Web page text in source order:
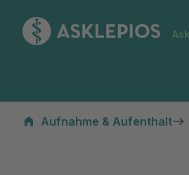
Aufnahme & Aufenthalt